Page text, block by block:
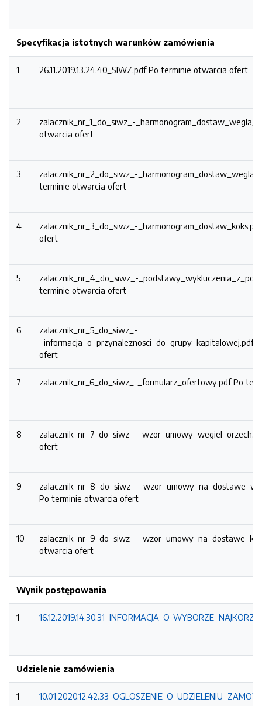
Specyfikacja istotnych warunków zamówienia
1 26.11.2019.13.24.40_SIWZ.pdfPo terminie otwarcia ofert
2
zalacznik_nr_1_do_siwz_-
otwarcia ofert
3
zalacznik_nr_2_do_siwz_-
terminie otwarcia ofert
4
zalacznik_nr_3_do_siwz_-
ofert
5
zalacznik_nr_4_do_siwz_-
terminie otwarcia ofert
6
zalacznik_nr_5_do_siwz_-
_informacja_o_przynaleznosci_do_grupy_kapitalowej.pdf
ofert
7 zalacznik_nr_6_do_siwz_-_formularz_ofertowy.pdfPo
8
zalacznik_nr_7_do_siwz_-
ofert
9
zalacznik_nr_8_do_siwz_-
Po terminie otwarcia ofert
10
zalacznik_nr_9_do_siwz_-
otwarcia ofert
Wynik postępowania
1
Udzielenie zamówienia
1